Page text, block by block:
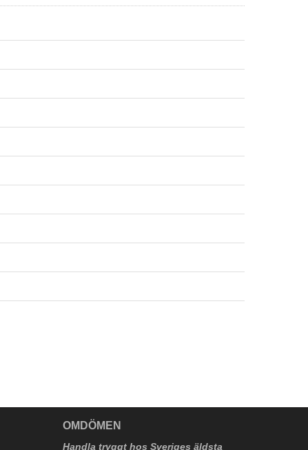
OMDÖMEN
Handla tryggt hos Sveriges äldsta